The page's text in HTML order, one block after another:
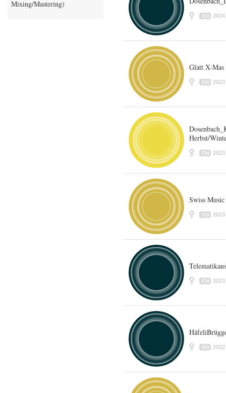
Mixing/Mastering)
CH 2024
Glatt X-Mas
CH 2023
Herbst/
CH 2023
Swiss
CH 2023
CH 2023
CH 2022